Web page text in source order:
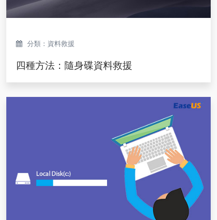
分類：資料救援
四種方法：隨身碟資料救援